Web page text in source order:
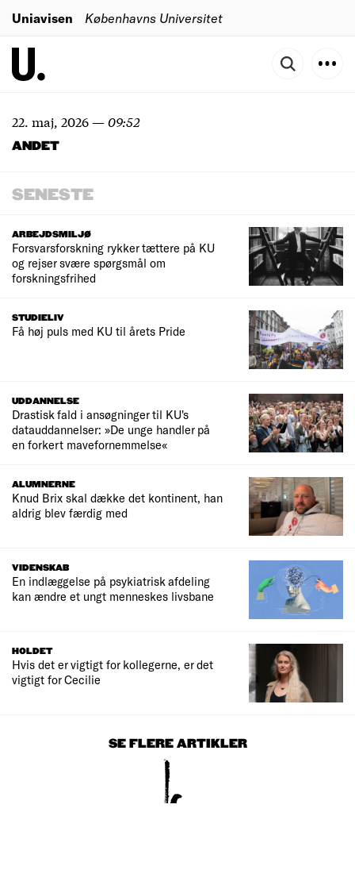
Uniavisen Københavns Universitet
22. maj, 2026—09:52
ANDET
SENESTE
ARBEJDSMILJØ
Forsvarsforskning rykker tættere på KU
og rejser svære spørgsmål om
forskningsfrihed
STUDIELIV
Få høj puls med KU til årets Pride
UDDANNELSE
Drastisk fald i ansøgninger til KU's
datauddannelser: »De unge handler på
en forkert mavefornemmelse«
ALUMNERNE
Knud Brix skal dække det kontinent, han
aldrig blev færdig med
VIDENSKAB
En indlæggelse på psykiatrisk afdeling
kan ændre et ungt menneskes livsbane
HOLDET
Hvis det er vigtigt for kollegerne, er det
vigtigt for Cecilie
SE FLERE ARTIKLER